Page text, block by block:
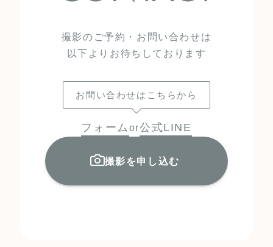
撮影のご予約・お問い合わせは
以下よりお待ちしております
お問い合わせはこちらから
フォームor公式LINE
撮影を申し込む